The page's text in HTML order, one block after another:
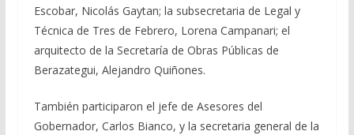
Escobar, Nicolás Gaytan; la subsecretaria de Legal y
Técnica de Tres de Febrero, Lorena Campanari; el
arquitecto de la Secretaría de Obras Públicas de
Berazategui, Alejandro Quiñones.
También participaron el jefe de Asesores del
Gobernador, Carlos Bianco, y la secretaria general de la